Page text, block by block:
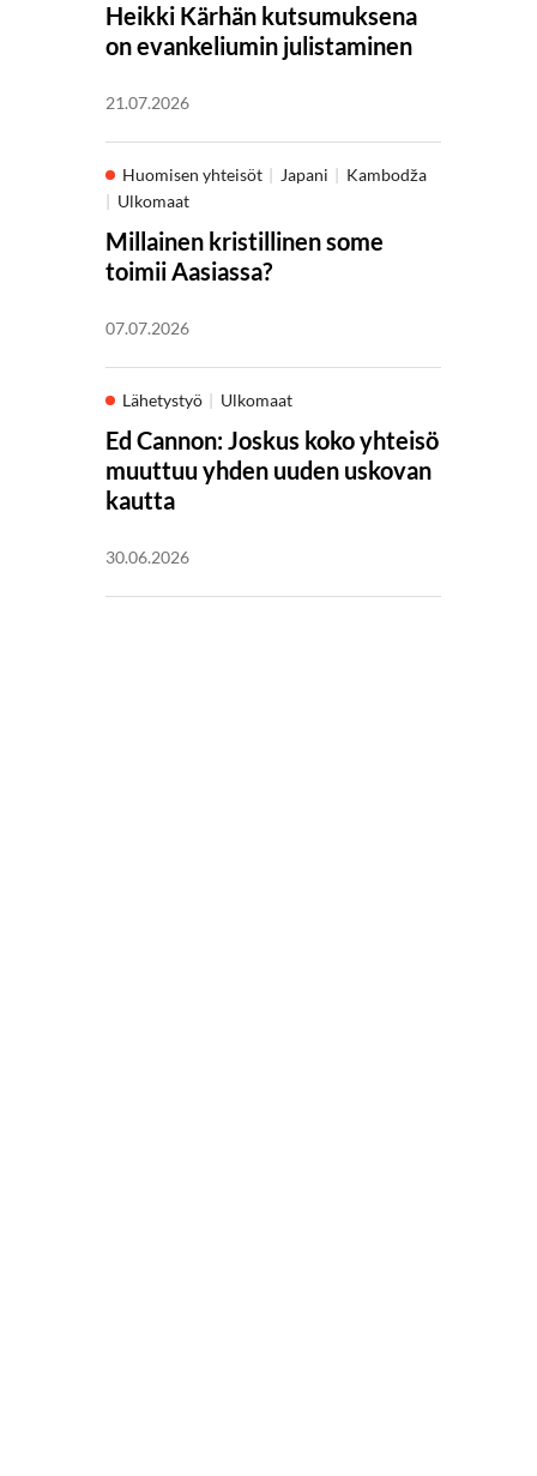
Heikki Kärhän kutsumuksena
on evankeliumin julistaminen
21.07.2026
Huomisen yhteisöt Japani
Kambodža
Ulkomaat
Millainen kristillinen some
toimii Aasiassa?
07.07.2026
Lähetystyö Ulkomaat
Ed Cannon: Joskus koko yhteisö
muuttuu yhden uuden uskovan
kautta
30.06.2026